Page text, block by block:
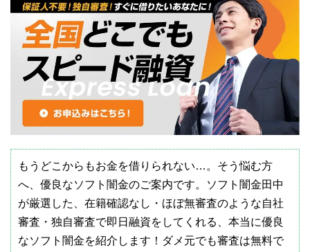
もうどこからもお金を借りられない…。そう悩む方
へ、優良なソフト闇金のご案内です。ソフト闇金田中
が厳選した、在籍確認なし・ほぼ無審査のような自社
審査・独自審査で即日融資をしてくれる、本当に優良
なソフト闇金を紹介します！ダメ元でも審査は無料で